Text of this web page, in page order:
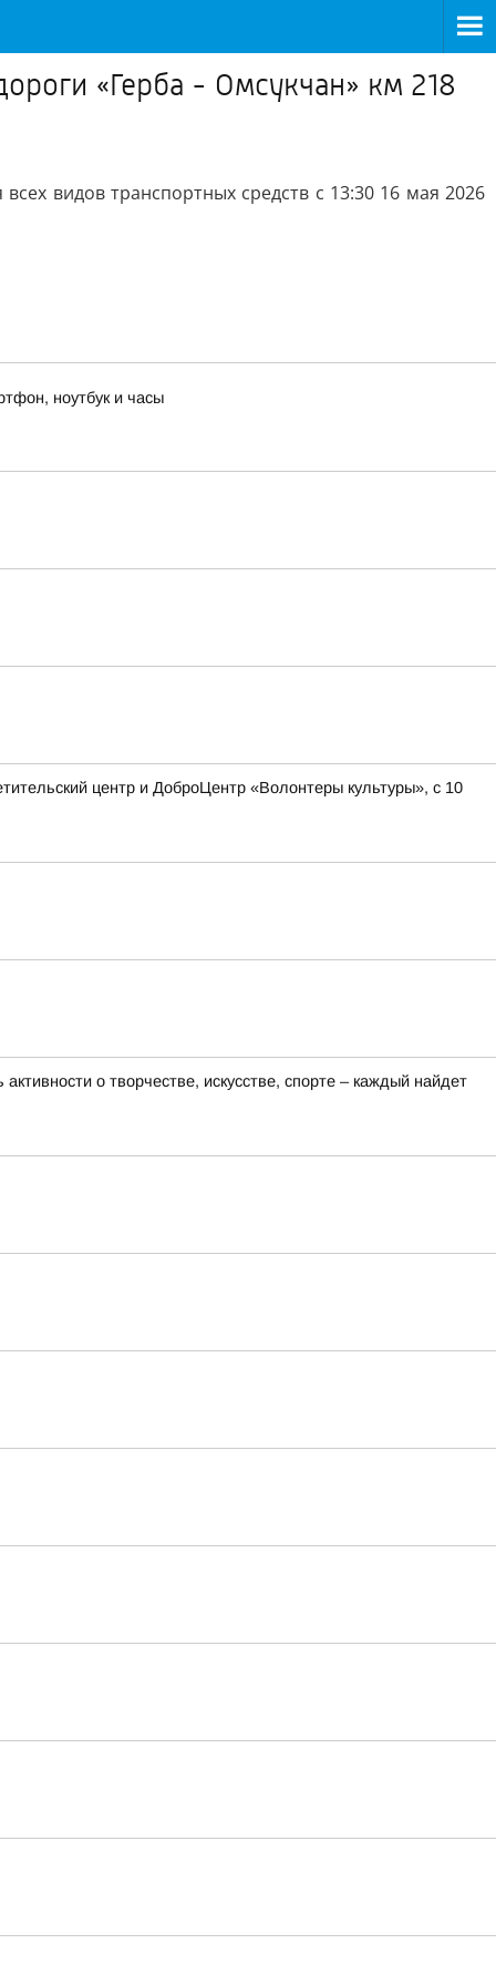
«Герба - Омсукчан» км 218
видов транспортных средств с 13:30 16 мая 2026
ноутбук и часы
центр и ДоброЦентр «Волонтеры культуры», с 10
о творчестве, искусстве, спорте – каждый найдет